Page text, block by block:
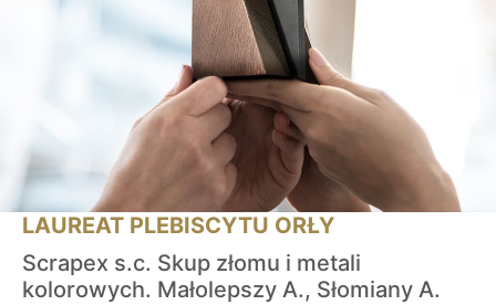
LAUREAT PLEBISCYTU ORŁY
Scrapex s.c. Skup złomu i metali
kolorowych. Małolepszy A., Słomiany A.